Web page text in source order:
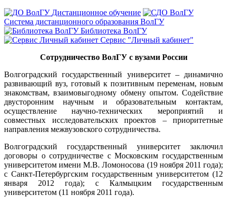
Дистанционное обучение
Система дистанционного образования ВолГУ
Библиотека ВолГУ
Сервис "Личный кабинет"
Сотрудничество ВолГУ с вузами России
Волгоградский государственный университет – динамично
развивающий вуз, готовый к позитивным переменам, новым
знакомствам, взаимовыгодному обмену опытом. Содействие
двусторонним научным и образовательным контактам,
осуществление научно-технических мероприятий и
совместных исследовательских проектов – приоритетные
направления межвузовского сотрудничества.
Волгоградский государственный университет заключил
договоры о сотрудничестве с Московским государственным
университетом имени М.В. Ломоносова (19 ноября 2011 года);
с Санкт-Петербургским государственным университетом (12
января 2012 года); с Калмыцким государственным
университетом (11 ноября 2011 года).